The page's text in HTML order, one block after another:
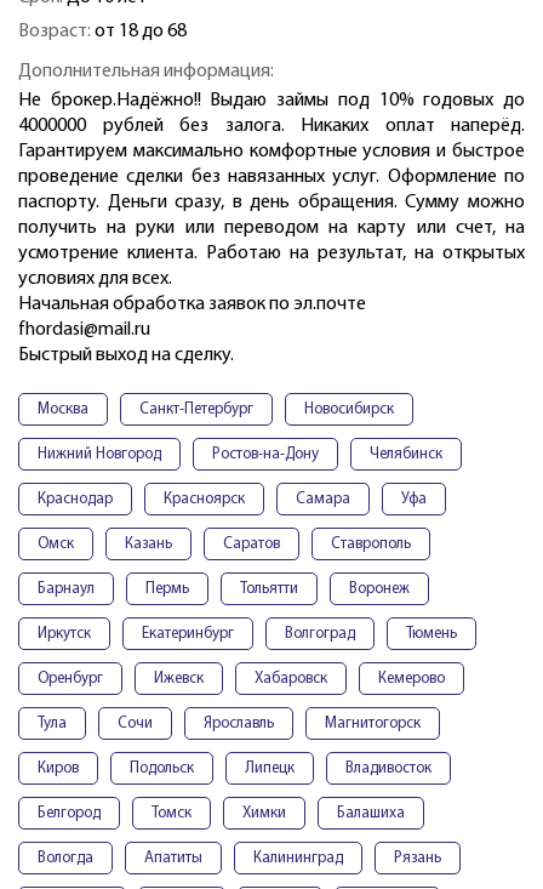
Возраст: от 18 до 68
Дополнительная информация:
Не брокер.Надёжно!! Выдаю займы под 10% годовых до
4000000 рублей без залога. Никаких оплат наперёд.
Гарантируем максимально комфортные условия и быстрое
проведение сделки без навязанных услуг. Оформление по
паспорту. Деньги сразу, в день обращения. Сумму можно
получить на руки или переводом на карту или счет, на
усмотрение клиента. Работаю на результат, на открытых
условиях для всех.
Начальная обработка заявок по эл.почте
fhordasi@mail.ru
Быстрый выход на сделку.
Москва Санкт-Петербург Новосибирск
Нижний Новгород Ростов-на-Дону Челябинск
Краснодар Красноярск Самара Уфа
Омск Казань Саратов Ставрополь
Барнаул Пермь Тольятти Воронеж
Иркутск Екатеринбург Волгоград Тюмень
Оренбург Ижевск Хабаровск Кемерово
Тула Сочи Ярославль Магнитогорск
Киров Подольск Липецк Владивосток
Белгород Томск Химки Балашиха
Вологда Апатиты Калининград Рязань